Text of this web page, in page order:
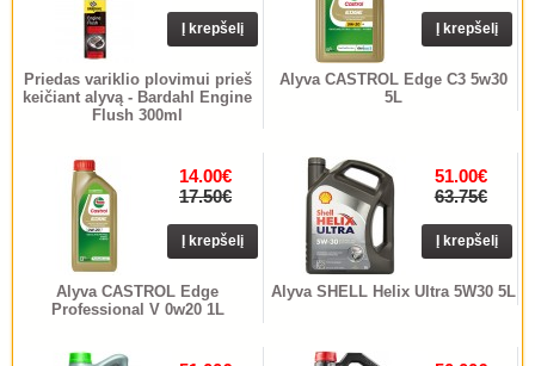
Priedas variklio plovimui prieš
keičiant alyvą - Bardahl Engine
Flush 300ml
Į krepšelį
Alyva CASTROL Edge C3 5w30
5L
Į krepšelį
Alyva CASTROL Edge
Professional V 0w20 1L
14.00€
17.50€
Į krepšelį
Alyva SHELL Helix Ultra 5W30 5L
51.00€
63.75€
Į krepšelį